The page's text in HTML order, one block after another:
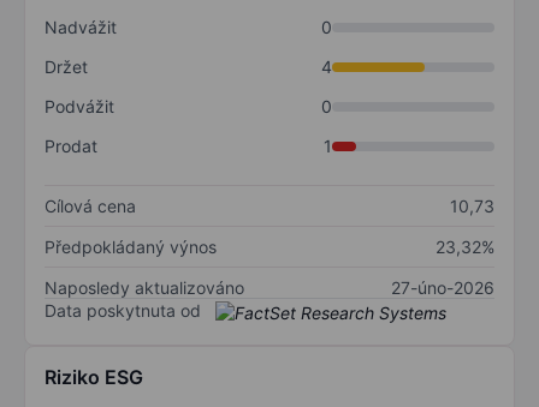
Nadvážit
0
Držet
4
Podvážit
0
Prodat
1
Cílová cena
10,73
Předpokládaný výnos
23,32%
Naposledy aktualizováno
27-úno-2026
Data poskytnuta od
Riziko ESG